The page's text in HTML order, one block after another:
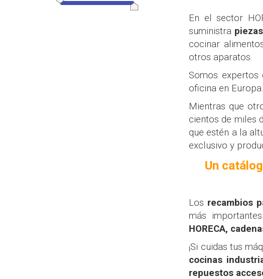
En el sector
suministra
cocinar
otros aparatos.
Somos expertos
oficina en Europa.
Mientras que
cientos de miles
que estén a la
exclusivo y
Un
Los recambios
más
HORECA,
¡Si cuidas tus
cocinas
repuestos